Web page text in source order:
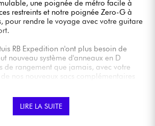
une poignée de métro facile à
restreints et notre poignée Zero-G à
pour rendre le voyage avec votre guitare
RB Expedition n'ont plus besoin de
nouveau système d'anneaux en D
de rangement que jamais, avec votre
nos nouveaux sacs complémentaires
étui. Avec des boucles velcro faciles à
LIRE LA SUITE